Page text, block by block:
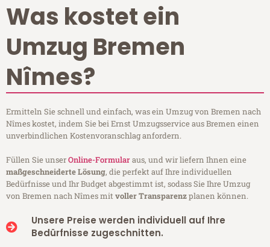
Was kostet ein
Umzug Bremen
Nîmes?
Ermitteln Sie schnell und einfach, was ein Umzug von Bremen nach
Nîmes kostet, indem Sie bei Ernst Umzugsservice aus Bremen einen
unverbindlichen Kostenvoranschlag anfordern.
Füllen Sie unserOnline-Formularaus, und wir liefern Ihnen eine
maßgeschneiderte Lösung, die perfekt auf Ihre individuellen
Bedürfnisse und Ihr Budget abgestimmt ist, sodass Sie Ihre Umzug
von Bremen nach Nîmes mitvoller Transparenzplanen können.
Unsere Preise werden individuell auf Ihre
Bedürfnisse zugeschnitten.